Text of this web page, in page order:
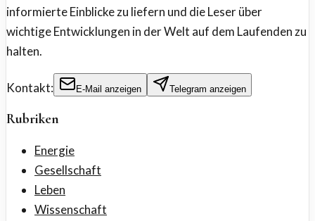
informierte Einblicke zu liefern und die Leser über
wichtige Entwicklungen in der Welt auf dem Laufenden zu
halten.
Kontakt: E-Mail anzeigen Telegram anzeigen
Rubriken
Energie
Gesellschaft
Leben
Wissenschaft